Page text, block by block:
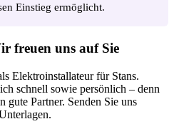
Einstieg ermöglicht.
freuen uns auf Sie
Elektroinstallateur für Stans.
schnell sowie persönlich – denn
gute Partner. Senden Sie uns